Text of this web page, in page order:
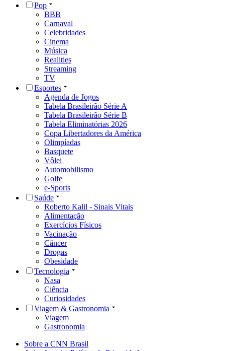
Pop
BBB
Carnaval
Celebridades
Cinema
Música
Realities
Streaming
TV
Esportes
Agenda de Jogos
Tabela Brasileirão Série A
Tabela Brasileirão Série B
Tabela Eliminatórias 2026
Copa Libertadores da América
Olimpíadas
Basquete
Vôlei
Automobilismo
Golfe
e-Sports
Saúde
Roberto Kalil - Sinais Vitais
Alimentação
Exercícios Físicos
Vacinação
Câncer
Drogas
Obesidade
Tecnologia
Nasa
Ciência
Curiosidades
Viagem & Gastronomia
Viagem
Gastronomia
Sobre a CNN Brasil